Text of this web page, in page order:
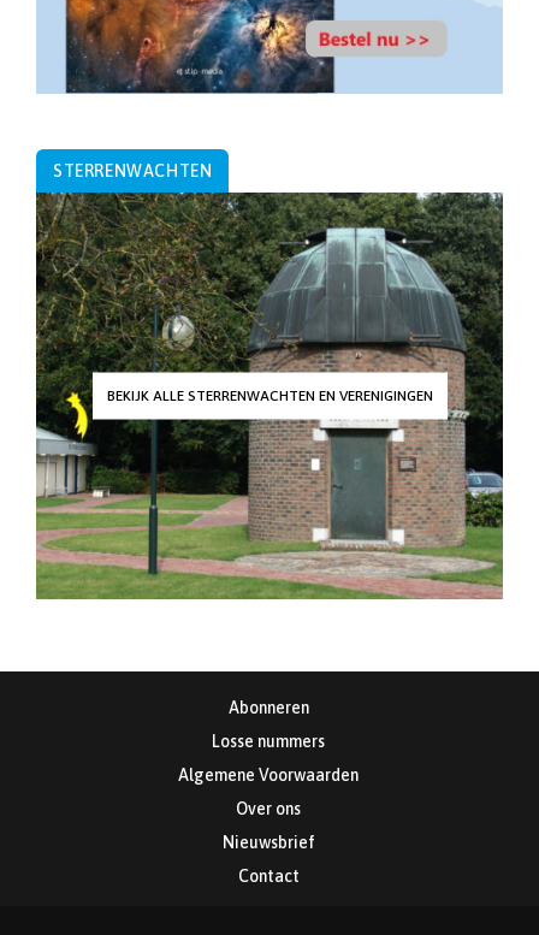
STERRENWACHTEN
BEKIJK ALLE STERRENWACHTEN EN VERENIGINGEN
Abonneren
Losse nummers
Algemene Voorwaarden
Over ons
Nieuwsbrief
Contact